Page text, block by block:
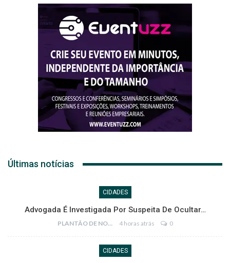
Últimas notícias
CIDADES
Advogada É Investigada Por Suspeita De Ocultar…
PLANTÃO DE NOTÍCIAS 4 horas atrás 0
CIDADES